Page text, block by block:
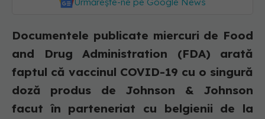
Urmărește-ne pe Google News
Documentele publicate miercuri de Food
and Drug Administration (FDA) arată
faptul că vaccinul COVID-19 cu o singură
doză produs de Johnson & Johnson
facut în parteneriat cu belgienii de la